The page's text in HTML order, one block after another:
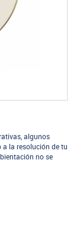
algunos
a la resolución de tu
no se